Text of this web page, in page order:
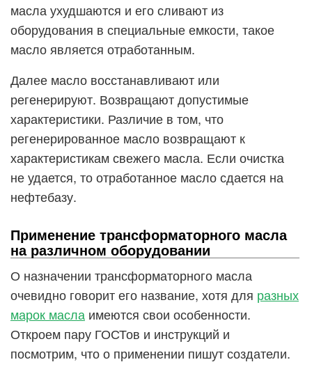
масла ухудшаются и его сливают из
оборудования в специальные емкости, такое
масло является отработанным.
Далее масло восстанавливают или
регенерируют. Возвращают допустимые
характеристики. Различие в том, что
регенерированное масло возвращают к
характеристикам свежего масла. Если очистка
не удается, то отработанное масло сдается на
нефтебазу.
Применение трансформаторного масла
на различном оборудовании
О назначении трансформаторного масла
очевидно говорит его название, хотя для разных
марок масла имеются свои особенности.
Откроем пару ГОСТов и инструкций и
посмотрим, что о применении пишут создатели.